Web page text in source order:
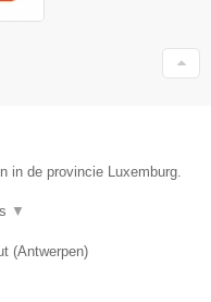
in de provincie Luxemburg.
▼
(Antwerpen)